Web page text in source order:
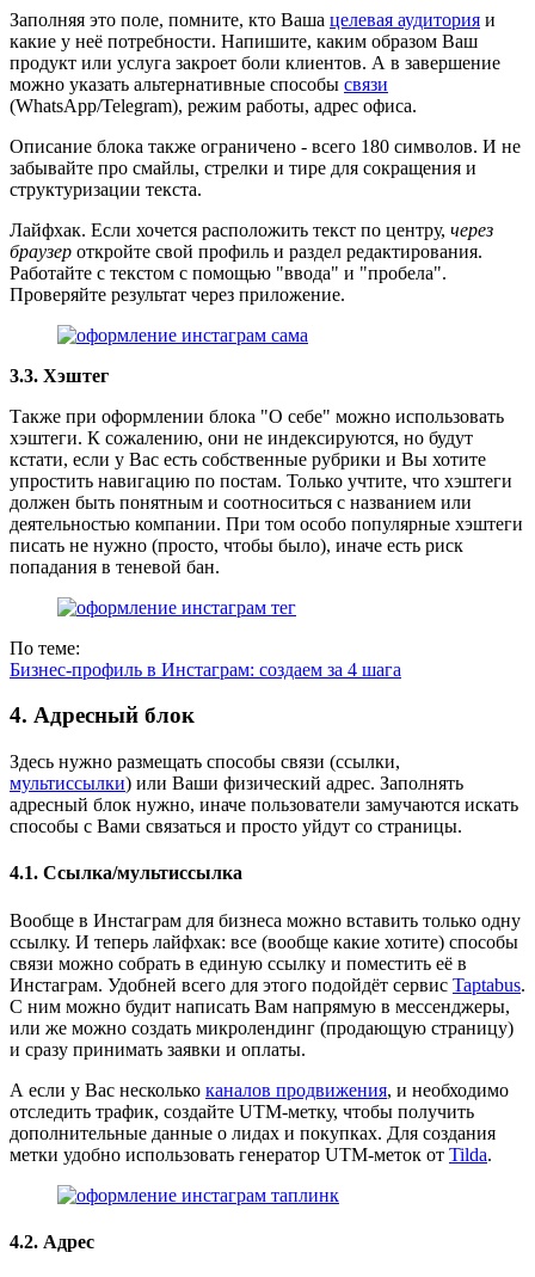
Заполняя это поле, помните, кто Ваша целевая аудитория и
какие у неё потребности. Напишите, каким образом Ваш
продукт или услуга закроет боли клиентов. А в завершение
можно указать альтернативные способы связи
(WhatsApp/Telegram), режим работы, адрес офиса.
Описание блока также ограничено - всего 180 символов. И не
забывайте про смайлы, стрелки и тире для сокращения и
структуризации текста.
Лайфхак. Если хочется расположить текст по центру, через
браузер откройте свой профиль и раздел редактирования.
Работайте с текстом с помощью "ввода" и "пробела".
Проверяйте результат через приложение.
3.3. Хэштег
Также при оформлении блока "О себе" можно использовать
хэштеги. К сожалению, они не индексируются, но будут
кстати, если у Вас есть собственные рубрики и Вы хотите
упростить навигацию по постам. Только учтите, что хэштеги
должен быть понятным и соотноситься с названием или
деятельностью компании. При том особо популярные хэштеги
писать не нужно (просто, чтобы было), иначе есть риск
попадания в теневой бан.
По теме:
Бизнес-профиль в Инстаграм: создаем за 4 шага
4. Адресный блок
Здесь нужно размещать способы связи (ссылки,
мультиссылки) или Ваши физический адрес. Заполнять
адресный блок нужно, иначе пользователи замучаются искать
способы с Вами связаться и просто уйдут со страницы.
4.1. Ссылка/мультиссылка
Вообще в Инстаграм для бизнеса можно вставить только одну
ссылку. И теперь лайфхак: все (вообще какие хотите) способы
связи можно собрать в единую ссылку и поместить её в
Инстаграм. Удобней всего для этого подойдёт сервис Taptabus.
С ним можно будит написать Вам напрямую в мессенджеры,
или же можно создать микролендинг (продающую страницу)
и сразу принимать заявки и оплаты.
А если у Вас несколько каналов продвижения, и необходимо
отследить трафик, создайте UTM-метку, чтобы получить
дополнительные данные о лидах и покупках. Для создания
метки удобно использовать генератор UTM-меток от Tilda.
4.2. Адрес